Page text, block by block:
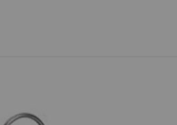
Актуална информация за
BOX NOW няма опция за
BOX NOW